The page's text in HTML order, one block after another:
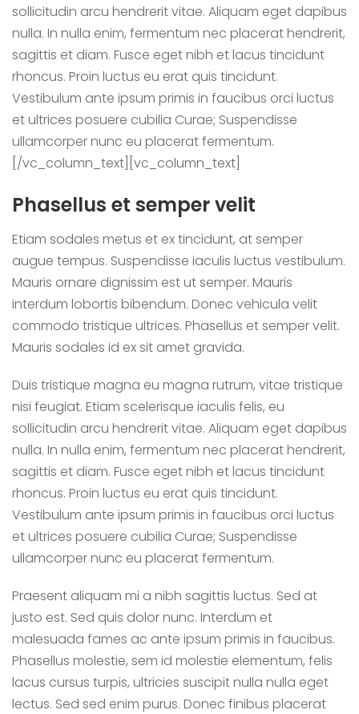
sollicitudin arcu hendrerit vitae. Aliquam eget dapibus
nulla. In nulla enim, fermentum nec placerat hendrerit,
sagittis et diam. Fusce eget nibh et lacus tincidunt
rhoncus. Proin luctus eu erat quis tincidunt.
Vestibulum ante ipsum primis in faucibus orci luctus
et ultrices posuere cubilia Curae; Suspendisse
ullamcorper nunc eu placerat fermentum.
[/vc_column_text][vc_column_text]
Phasellus et semper velit
Etiam sodales metus et ex tincidunt, at semper
augue tempus. Suspendisse iaculis luctus vestibulum.
Mauris ornare dignissim est ut semper. Mauris
interdum lobortis bibendum. Donec vehicula velit
commodo tristique ultrices. Phasellus et semper velit.
Mauris sodales id ex sit amet gravida.
Duis tristique magna eu magna rutrum, vitae tristique
nisi feugiat. Etiam scelerisque iaculis felis, eu
sollicitudin arcu hendrerit vitae. Aliquam eget dapibus
nulla. In nulla enim, fermentum nec placerat hendrerit,
sagittis et diam. Fusce eget nibh et lacus tincidunt
rhoncus. Proin luctus eu erat quis tincidunt.
Vestibulum ante ipsum primis in faucibus orci luctus
et ultrices posuere cubilia Curae; Suspendisse
ullamcorper nunc eu placerat fermentum.
Praesent aliquam mi a nibh sagittis luctus. Sed at
justo est. Sed quis dolor nunc. Interdum et
malesuada fames ac ante ipsum primis in faucibus.
Phasellus molestie, sem id molestie elementum, felis
lacus cursus turpis, ultricies suscipit nulla nulla eget
lectus. Sed sed enim purus. Donec finibus placerat